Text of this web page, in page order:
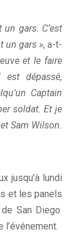
un gars. C’est
un gars », a-t-
et le faire
dépassé,
Captain
soldat. Et je
et Sam Wilson.
jusqu’à lundi
et les panels
San Diego
l’événement.